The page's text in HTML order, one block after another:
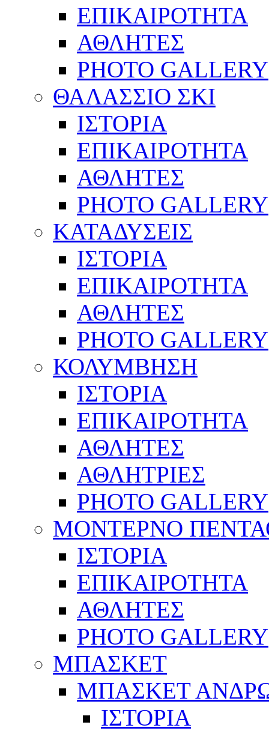
ΕΠΙΚΑΙΡΟΤΗΤΑ
ΑΘΛΗΤΕΣ
PHOTO GALLERY
ΘΑΛΑΣΣΙΟ ΣΚΙ
ΙΣΤΟΡΙΑ
ΕΠΙΚΑΙΡΟΤΗΤΑ
ΑΘΛΗΤΕΣ
PHOTO GALLERY
ΚΑΤΑΔΥΣΕΙΣ
ΙΣΤΟΡΙΑ
ΕΠΙΚΑΙΡΟΤΗΤΑ
ΑΘΛΗΤΕΣ
PHOTO GALLERY
ΚΟΛΥΜΒΗΣΗ
ΙΣΤΟΡΙΑ
ΕΠΙΚΑΙΡΟΤΗΤΑ
ΑΘΛΗΤΕΣ
ΑΘΛΗΤΡΙΕΣ
PHOTO GALLERY
ΜΟΝΤΕΡΝΟ
ΙΣΤΟΡΙΑ
ΕΠΙΚΑΙΡΟΤΗΤΑ
ΑΘΛΗΤΕΣ
PHOTO GALLERY
ΜΠΑΣΚΕΤ
ΜΠΑΣΚΕΤ
ΙΣΤΟΡΙΑ